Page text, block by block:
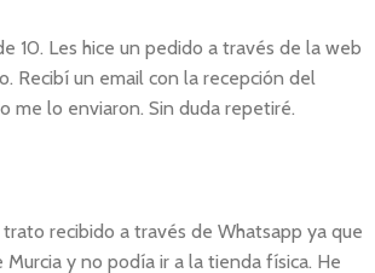
10. Les hice un pedido a través de la web
Recibí un email con la recepción del
me lo enviaron. Sin duda repetiré.
recibido a través de Whatsapp ya que
y no podía ir a la tienda física. He